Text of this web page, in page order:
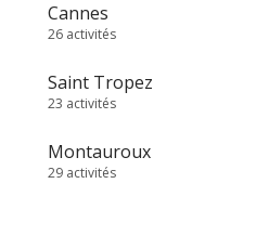
Cannes
26 activités
Saint Tropez
23 activités
Montauroux
29 activités